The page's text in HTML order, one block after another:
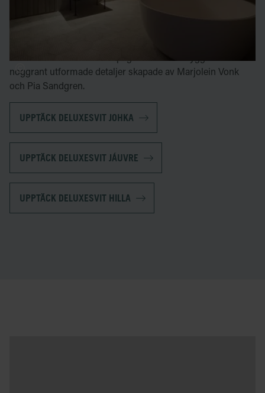
får du dessutom tillgång till bastu och i Jaúvre kan du njuta
av både bastu och badkar.
noggrant utformade detaljer skapade av Marjolein Vonk
och Pia Sandgren.
UPPTÄCK DELUXESVIT JOHKA
UPPTÄCK DELUXESVIT JÁUVRE
UPPTÄCK DELUXESVIT HILLA